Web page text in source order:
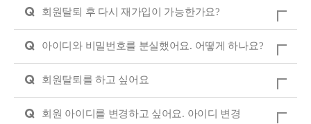
Q 회원탈퇴 후 다시 재가입이 가능한가요?
Q 아이디와 비밀번호를 분실했어요. 어떻게 하나요?
Q 회원탈퇴를 하고 싶어요
Q
회원 아이디를 변경하고 싶어요. 아이디 변경